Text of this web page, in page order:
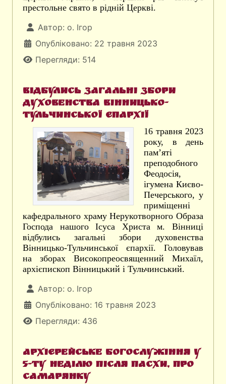
престольне свято в рідній Церкві.
Автор: о. Ігор
Опубліковано: 22 травня 2023
Перегляди: 514
Відбулись загальні збори
духовенства Вінницько-
Тульчинської єпархії
16 травня 2023
року, в день
пам’яті
преподобного
Феодосія,
ігумена Києво-
Печерського, у
приміщенні
кафедрального храму Нерукотворного Образа
Господа нашого Ісуса Христа м. Вінниці
відбулись загальні збори духовенства
Вінницько-Тульчинської єпархії. Головував
на зборах Високопреосвященний Михаїл,
архієпископ Вінницький і Тульчинський.
Автор: о. Ігор
Опубліковано: 16 травня 2023
Перегляди: 436
Архієрейське богослужіння у
5-ту неділю після Пасхи, про
самарянку